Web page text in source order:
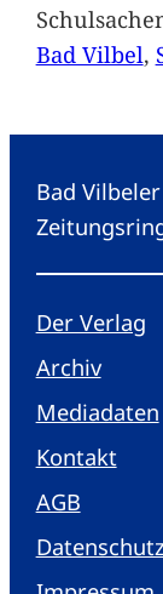
Bad Vilbel,
Bad
Der Verlag
Archiv
Mediadaten
Kontakt
AGB
Datenschutz